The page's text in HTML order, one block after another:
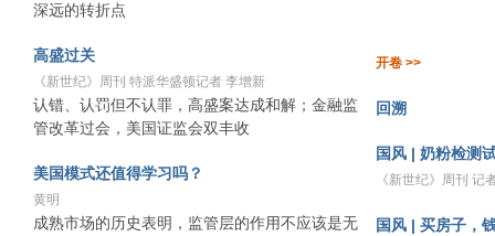
深远的转折点
高盛过关
《新世纪》周刊 特派华盛顿记者 李增新
认错、认罚但不认罪，高盛案达成和解；金融监
管改革过会，美国证监会双丰收
美国模式还值得学习吗？
黄明
成熟市场的历史表明，监管层的作用不应该是无
开卷 >>
回溯
国风 | 奶粉检测
《新世纪》周刊 记
国风 | 买房子，